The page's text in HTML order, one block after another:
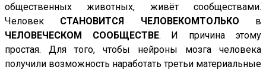
общественных животных, живёт сообществами.
Человек СТАНОВИТСЯ ЧЕЛОВЕКОМТОЛЬКО в
ЧЕЛОВЕЧЕСКОМ СООБЩЕСТВЕ. И причина этому
простая. Для того, чтобы нейроны мозга человека
получили возможность наработать третьи материальные